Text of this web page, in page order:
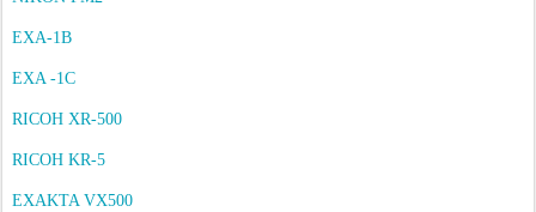
EXA-1B
EXA -1C
RICOH XR-500
RICOH KR-5
EXAKTA VX500